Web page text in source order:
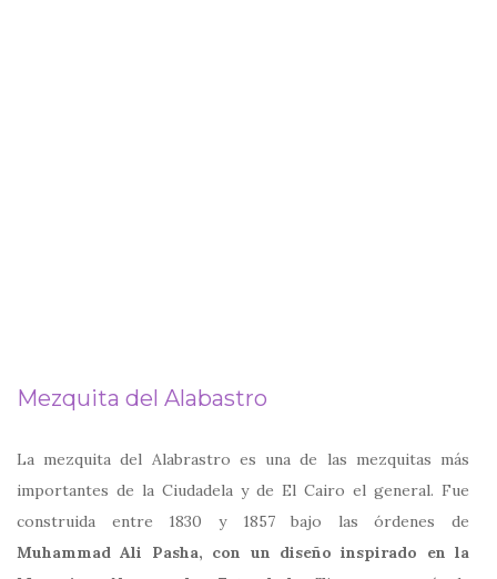
Mezquita del Alabastro
La mezquita del Alabrastro es una de las mezquitas más
importantes de la Ciudadela y de El Cairo el general. Fue
construida entre 1830 y 1857 bajo las órdenes de
Muhammad Ali Pasha, con un diseño inspirado en la